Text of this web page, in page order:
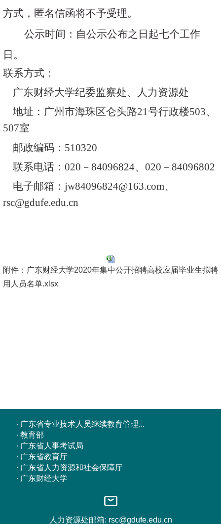
方式，匿名信函将不予受理。
公示时间：自公示公布之日起七个工作
日。
联系方式：
广东财经大学纪委监察处、人力资源处
地址：广州市海珠区仑头路21号行政楼503、
507室
邮政编码： 510320
联系电话： 020 － 84096824、 020 － 84096802
电子邮箱： jw84096824@163.com、
rsc@gdufe.edu.cn
附件：广东财经大学2020年集中公开招聘高校应届毕业生拟聘
用人员名单.xlsx
广东省专业技术人员继续教育管理...
教育部
广东省人事考试局
广东省教育厅
广东省人力资源和社会保障厅
广东财经大学
人力资源处邮箱: rsc@gdufe.edu.cn